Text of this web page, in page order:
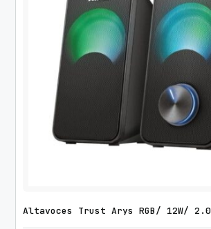
Altavoces Trust Arys RGB/ 12W/ 2.0